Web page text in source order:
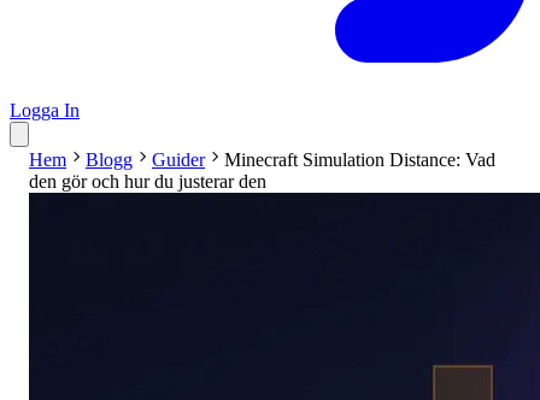
Logga In
Hem Blogg Guider
Minecraft Simulation Distance: Vad
den gör och hur du justerar den